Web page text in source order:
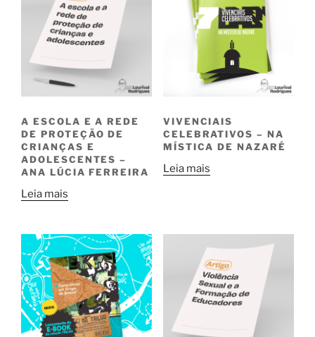
A ESCOLA E A REDE
DE PROTEÇÃO DE
CRIANÇAS E
ADOLESCENTES –
ANA LÚCIA FERREIRA
Leia mais
VIVENCIAIS
CELEBRATIVOS – NA
MÍSTICA DE NAZARÉ
Leia mais